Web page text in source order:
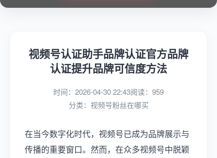
视频号认证助手品牌认证官方品牌
认证提升品牌可信度方法
时间：2026-04-30 22:43阅读：959
分类： 视频号粉丝在哪买
在当今数字化时代，视频号已成为品牌展示与
传播的重要窗口。然而，在众多视频号中脱颖